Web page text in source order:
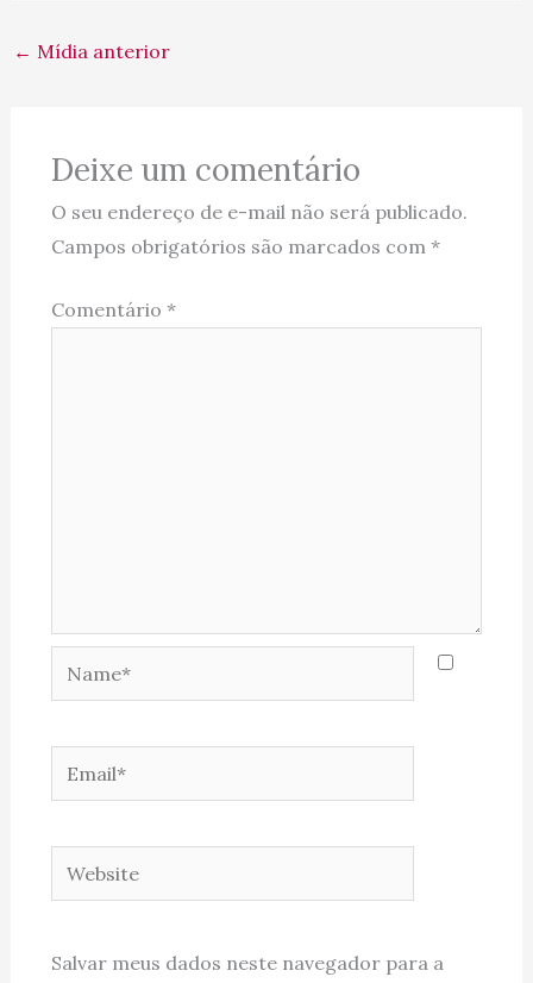
← Mídia anterior
Deixe um comentário
O seu endereço de e-mail não será publicado.
Campos obrigatórios são marcados com *
Comentário *
Website
Salvar meus dados neste navegador para a